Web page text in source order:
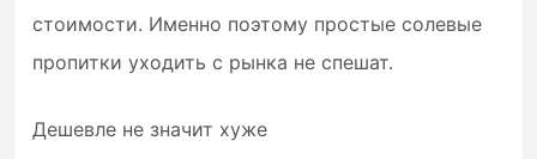
стоимости. Именно поэтому простые солевые
пропитки уходить с рынка не спешат.
Дешевле не значит хуже